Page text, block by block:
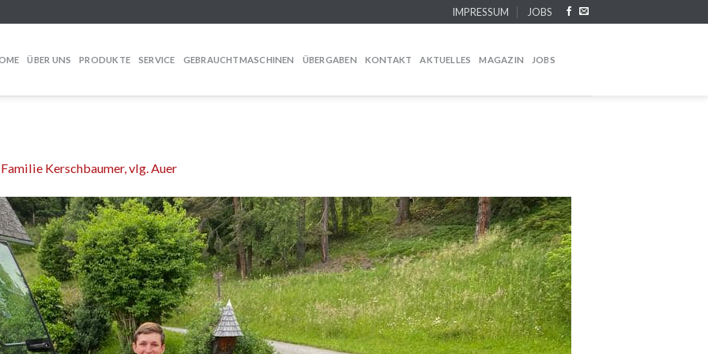
IMPRESSUM JOBS
ÜBER UNS PRODUKTE SERVICE GEBRAUCHTMASCHINEN ÜBERGABEN KONTAKT AKTUELLES MAGAZIN JOBS
Familie Kerschbaumer, vlg. Auer